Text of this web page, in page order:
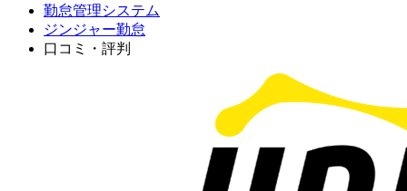
勤怠管理システム
ジンジャー勤怠
口コミ・評判